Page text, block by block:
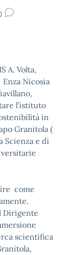
A. Volta,
Nicosia
l’istituto
in
Granitola (
Scienza e di
come
Dirigente
scientifica